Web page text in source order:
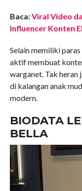
Baca:Viral Video
Influencer Konten
Selain memiliki
aktif membuat
warganet. Tak heran
di kalangan anak
modern.
BIODATA
BELLA